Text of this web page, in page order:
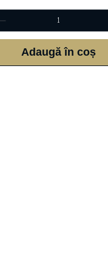
Adaugă în coș